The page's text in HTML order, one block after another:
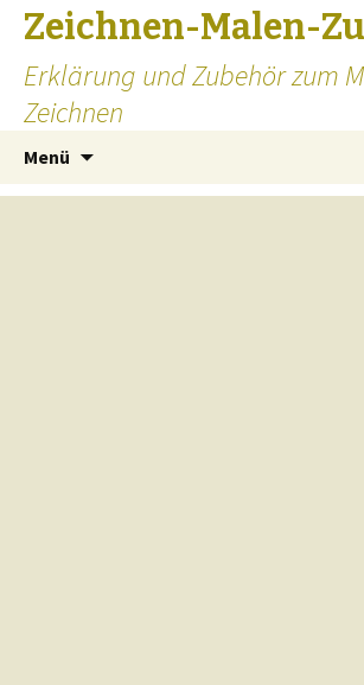
Zeichnen-Malen-
Erklärung und Zubehör zum
Zeichnen
Menü
springen